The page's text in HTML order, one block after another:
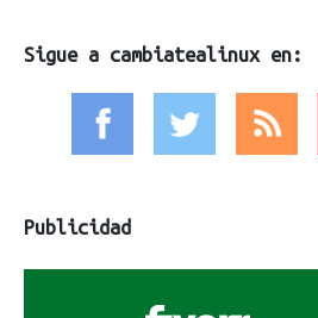
Sigue a cambiatealinux en:
Publicidad